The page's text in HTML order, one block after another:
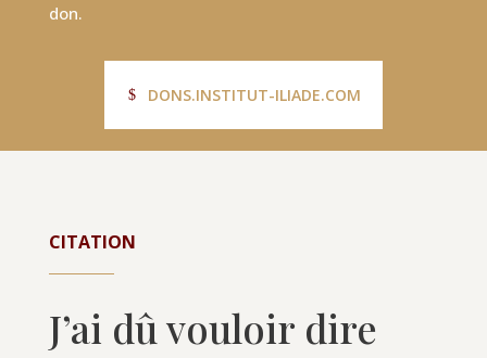
don.
DONS.INSTITUT-ILIADE.COM
CITATION
J’ai dû vouloir dire